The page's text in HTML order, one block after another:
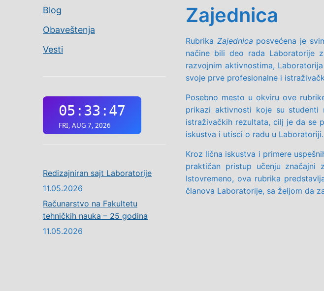
Blog
Obaveštenja
Vesti
Redizajniran sajt Laboratorije
11.05.2026
Računarstvo na Fakultetu
tehničkih nauka – 25 godina
11.05.2026
Zajednica
Rubrika Zajednica posvećena je
načine bili deo rada Laboratorije
razvojnim aktivnostima,
svoje prve profesionalne i
Posebno mesto u okviru ove
prikazi aktivnosti koje su studenti
istraživačkih rezultata, cilj je da se
iskustva i utisci o radu u Laboratoriji.
Kroz lična iskustva i primere
praktičan pristup učenju značajni
Istovremeno, ova rubrika
članova Laboratorije, sa željom da